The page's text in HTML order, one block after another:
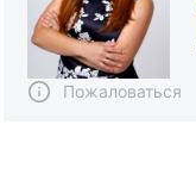
Пожаловаться